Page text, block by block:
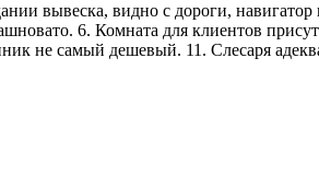
вывеска, видно с дороги, навигатор
6. Комната для клиентов
не самый дешевый. 11. Слесаря